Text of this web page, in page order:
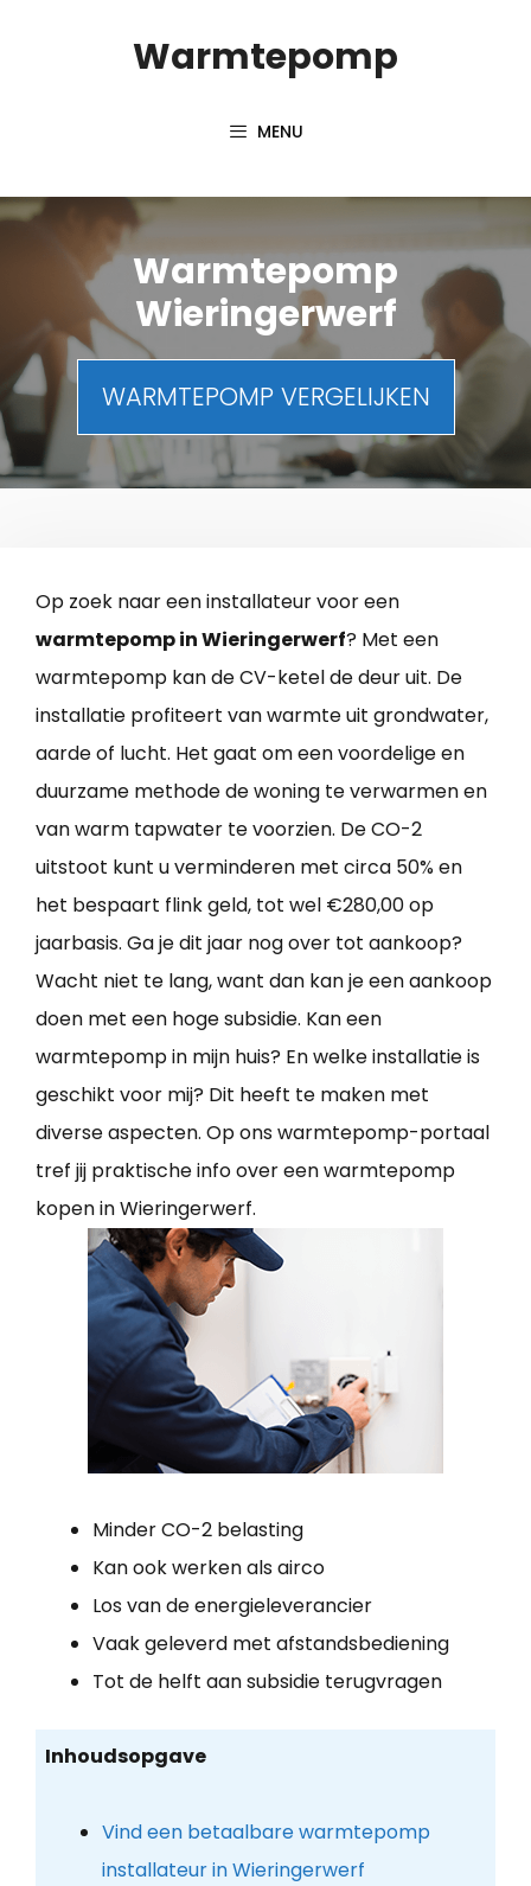
Warmtepomp
MENU
Warmtepomp
Wieringerwerf
WARMTEPOMP VERGELIJKEN
Op zoek naar een installateur voor een
warmtepomp in Wieringerwerf? Met een
warmtepomp kan de CV-ketel de deur uit. De
installatie profiteert van warmte uit grondwater,
aarde of lucht. Het gaat om een voordelige en
duurzame methode de woning te verwarmen en
van warm tapwater te voorzien. De CO-2
uitstoot kunt u verminderen met circa 50% en
het bespaart flink geld, tot wel €280,00 op
jaarbasis. Ga je dit jaar nog over tot aankoop?
Wacht niet te lang, want dan kan je een aankoop
doen met een hoge subsidie. Kan een
warmtepomp in mijn huis? En welke installatie is
geschikt voor mij? Dit heeft te maken met
diverse aspecten. Op ons warmtepomp-portaal
tref jij praktische info over een warmtepomp
kopen in Wieringerwerf.
Minder CO-2 belasting
Kan ook werken als airco
Los van de energieleverancier
Vaak geleverd met afstandsbediening
Tot de helft aan subsidie terugvragen
Inhoudsopgave
Vind een betaalbare warmtepomp
installateur in Wieringerwerf